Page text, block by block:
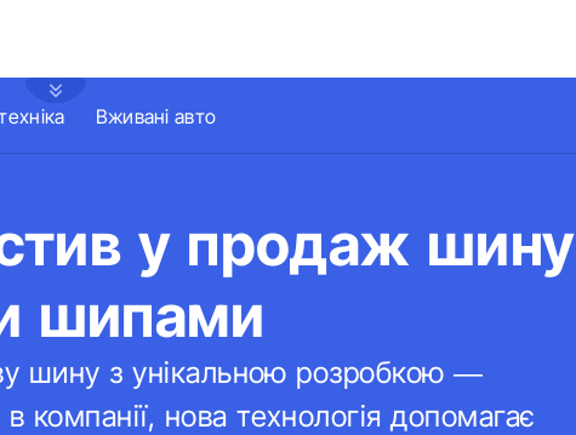
Вживані авто
у продаж шину
шипами
шину з унікальною розробкою —
нова технологія допомагає